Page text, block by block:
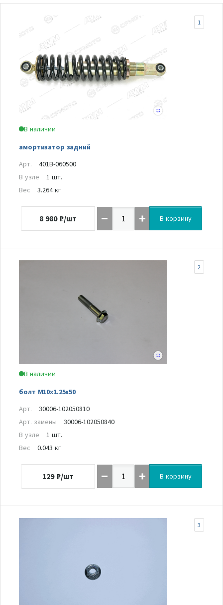
В наличии
амортизатор задний
1
Арт.
401B-060500
В узле
1 шт.
Вес
3.264 кг
8 980 ₽/шт В корзину
В наличии
болт M10x1.25x50
2
Арт.
30006-102050810
Арт. замены
30006-102050840
В узле
1 шт.
Вес
0.043 кг
129 ₽/шт В корзину
3